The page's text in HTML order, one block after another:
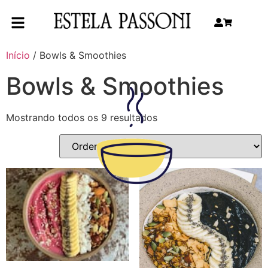
Início / Bowls & Smoothies
Bowls & Smoothies
Mostrando todos os 9 resultados